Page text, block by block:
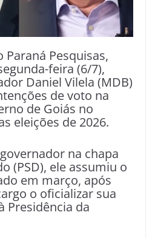
Pesquisas,
feira (6/7),
Daniel Vilela (MDB)
de voto na
de Goiás no
eleições de 2026.
na chapa
(PSD), ele assumiu o
em março, após
o oficializar sua
Presidência da